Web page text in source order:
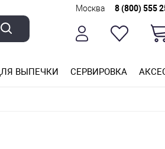
Москва 8 (800) 555
ВЫПЕЧКИ СЕРВИРОВКА